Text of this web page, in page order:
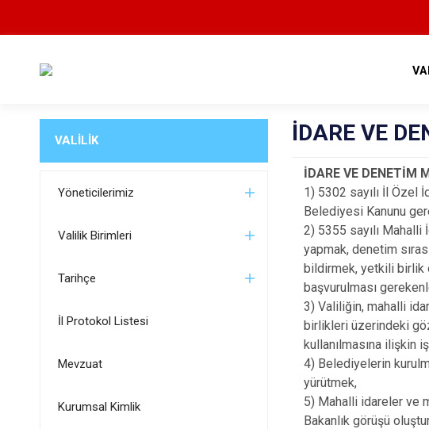
VALİLİK
Yöneticilerimiz
Valilik Birimleri
Tarihçe
İl Protokol Listesi
Mevzuat
Kurumsal Kimlik
İDARE VE
İDARE VE DENETİM
1) 5302 sayılı İl Özel
Belediyesi Kanunu
2) 5355 sayılı
yapmak, denetim
bildirmek, yetkili birlik
başvurulması
3) Valiliğin, mahalli
birlikleri üzerindeki
kullanılmasına ilişkin
4) Belediyelerin
yürütmek,
5) Mahalli idareler ve
Bakanlık görüşü